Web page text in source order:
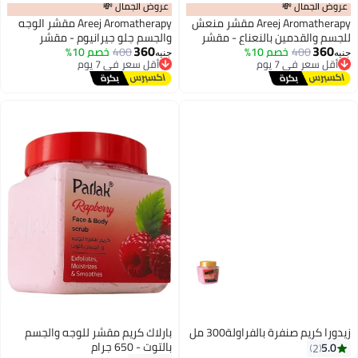
عروض الجمال 💸
Areej Aromatherapy مقشر منعش
للجسم والقدمين بالنعناع - مقشر
طبيعي بملح البحر مع زيت النعناع
وزبدة الشيا وزيت جوز الهند - عناية
مقشرة ومنعشة - 250 غرام
جنيه360
400 خصم 10%أقل سعر في 7 يوم
توصيل مجاني
أقل سعر في 7 يوم
عروض الجمال 💸
Areej Aromatherapy مقشر الوجه
والجسم جلو جيرانيوم - مقشر
طبيعي بملح البحر مع زيت الجيرانيوم
وزبدة الشيا والجوجوبا - عناية لتفتيح
البشرة وتوازنها - 250 غرام
جنيه360
400 خصم 10%أقل سعر في 7 يوم
توصيل مجاني
أقل سعر في 7 يوم
زيدورا كريم صنفرة بالفراولة300 مل
5.0
2
بارلاك كريم مقشر للوجه والجسم
بالتوت - 650 جرام